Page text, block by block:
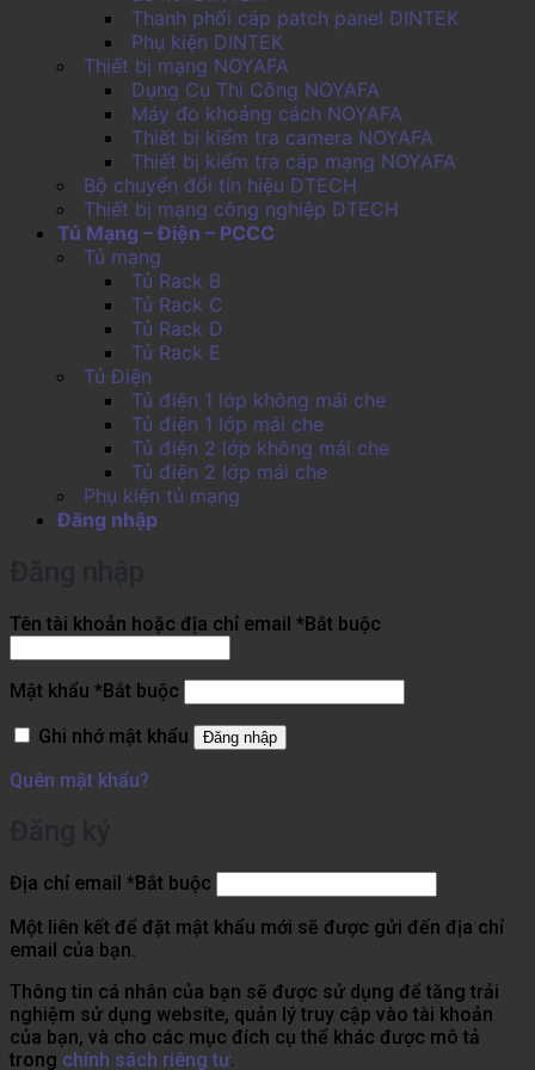
Thanh phối cáp patch panel DINTEK
Phụ kiện DINTEK
Thiết bị mạng NOYAFA
Dụng Cụ Thi Công NOYAFA
Máy đo khoảng cách NOYAFA
Thiết bị kiểm tra camera NOYAFA
Thiết bị kiểm tra cáp mạng NOYAFA
Bộ chuyển đổi tín hiệu DTECH
Thiết bị mạng công nghiệp DTECH
Tủ Mạng – Điện – PCCC
Tủ mạng
Tủ Rack B
Tủ Rack C
Tủ Rack D
Tủ Rack E
Tủ Điện
Tủ điện 1 lớp không mái che
Tủ điện 1 lớp mái che
Tủ điện 2 lớp không mái che
Tủ điện 2 lớp mái che
Phụ kiện tủ mạng
Đăng nhập
Tên tài khoản hoặc địa chỉ email *Bắt buộc
Mật khẩu *Bắt buộc
Ghi nhớ mật khẩu
Đăng nhập
Quên mật khẩu?
Địa chỉ email * Bắt buộc
Một liên kết để đặt mật khẩu mới sẽ được gửi đến địa chỉ
email của bạn.
Thông tin cá nhân của bạn sẽ được sử dụng để tăng trải
nghiệm sử dụng website, quản lý truy cập vào tài khoản
của bạn, và cho các mục đích cụ thể khác được mô tả
trong chính sách riêng tư.